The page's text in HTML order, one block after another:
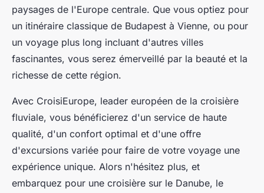
paysages de l'Europe centrale. Que vous optiez pour
un itinéraire classique de Budapest à Vienne, ou pour
un voyage plus long incluant d'autres villes
fascinantes, vous serez émerveillé par la beauté et la
richesse de cette région.
Avec CroisiEurope, leader européen de la croisière
fluviale, vous bénéficierez d'un service de haute
qualité, d'un confort optimal et d'une offre
d'excursions variée pour faire de votre voyage une
expérience unique. Alors n'hésitez plus, et
embarquez pour une croisière sur le Danube, le